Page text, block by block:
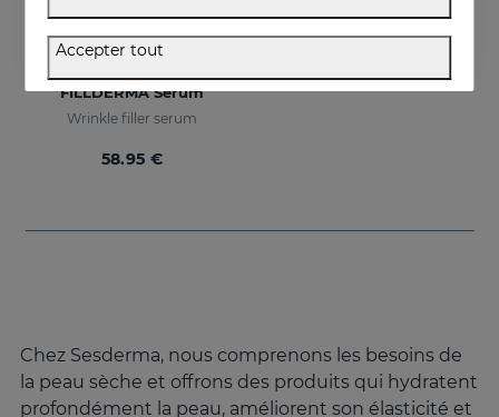
Acheter
FILLDERMA Serum
Wrinkle filler serum
58.95 €
Chez Sesderma, nous comprenons les besoins de
la peau sèche et offrons des produits qui hydratent
profondément la peau, améliorent son élasticité et
Accepter tout